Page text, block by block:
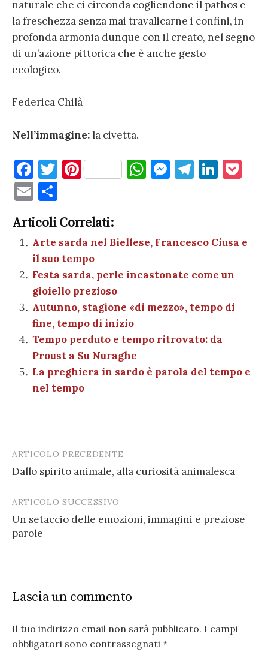
naturale che ci circonda cogliendone il pathos e
la freschezza senza mai travalicarne i confini, in
profonda armonia dunque con il creato, nel segno
di un’azione pittorica che è anche gesto
ecologico.
Federica Chilà
Nell’immagine:la civetta.
F
a
c
e
b
o
o
k
T
te
r
Pi
es
t
W
A
p
p
M
g
er
T
a
Li
dI et
E
m
ai
l
n
di
vi
di
Articoli Correlati:
Arte sarda nel Biellese, Francesco Ciusa e
il suo tempo
Festa sarda, perle incastonate come un
gioiello prezioso
Autunno, stagione «di mezzo», tempo di
fine, tempo di inizio
Tempo perduto e tempo ritrovato: da
Proust a Su Nuraghe
La preghiera in sardo è parola del tempo e
nel tempo
Post
navigation
ARTICOLO PRECEDENTE
Dallo spirito animale, alla curiosità animalesca
ARTICOLO SUCCESSIVO
Un setaccio delle emozioni, immagini e preziose
parole
Lascia un commento
Il tuo indirizzo email non sarà pubblicato. I campi
obbligatori sono contrassegnati *